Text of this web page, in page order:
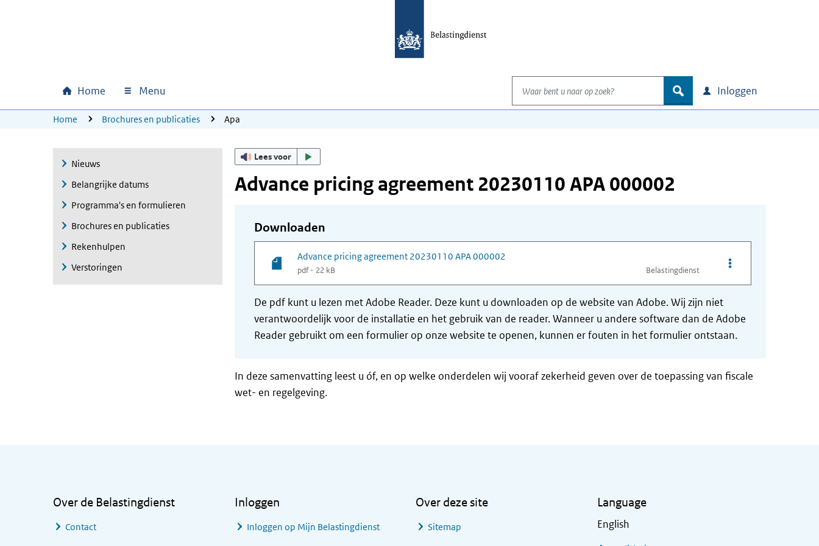
Hoofdnavigatie
Home Menu
Waar bent u naar op zoek?
zoek Inloggen
U bevindt zich hier:
Home Brochures en publicaties Apa
Nieuws
Belangrijke datums
Programma's en formulieren
Brochures en publicaties
Rekenhulpen
Verstoringen
Lees voor
Advance pricing agreement 20230110 APA 000002
Downloaden
Advance pricing agreement 20230110 APA 000002
pdf - 22 kB Belastingdienst
Opties van bestand
De pdf kunt u lezen met Adobe Reader. Deze kunt u downloaden op de website van Adobe. Wij zijn niet
verantwoordelijk voor de installatie en het gebruik van de reader. Wanneer u andere software dan de Adobe
Reader gebruikt om een formulier op onze website te openen, kunnen er fouten in het formulier ontstaan.
In deze samenvatting leest u óf, en op welke onderdelen wij vooraf zekerheid geven over de toepassing van fiscale
wet- en regelgeving.
Over de Belastingdienst
Contact
Inloggen
Inloggen op Mijn Belastingdienst
Over deze site
Sitemap
Language
English